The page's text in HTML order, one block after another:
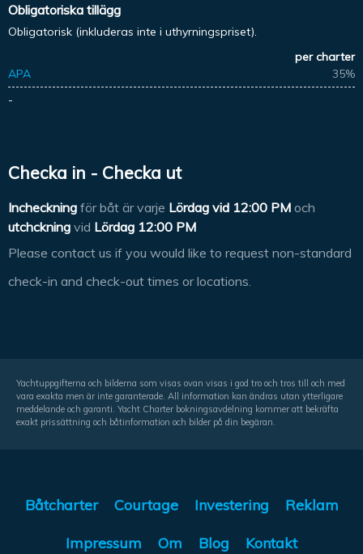
Obligatoriska tillägg
Obligatorisk (inkluderas inte i uthyrningspriset).
per charter
APA
35%
-
Checka in - Checka ut
Incheckning för båt är varje Lördag vid 12:00 PM och
utchckning vid Lördag 12:00 PM
Please contact us if you would like to request non-standard
check-in and check-out times or locations.
Yachtuppgifterna och bilderna som visas ovan visas i god tro och tros till och med
vara exakta men är inte garanterade. All information kan ändras utan ytterligare
meddelande och garanti. Yacht Charter bokningsavdelning kommer att bekräfta
exakt prissättning och båtinformation och bilder på din begäran.
Båtcharter Courtage Investering Reklam
Impressum Om Blog Kontakt